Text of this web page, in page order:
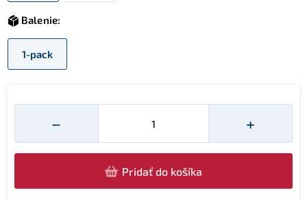
Balenie:
1-pack
−
Množství
+
Pridať do košíka